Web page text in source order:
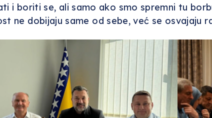
i boriti se, ali samo ako smo spremni tu
ne dobijaju same od sebe, već se osvajaju